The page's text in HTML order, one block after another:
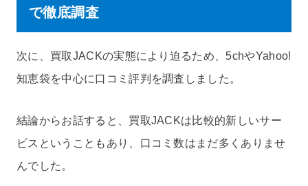
で徹底調査
次に、買取JACKの実態により迫るため、5chやYahoo!
知恵袋を中心に口コミ評判を調査しました。
結論からお話すると、買取JACKは比較的新しいサー
ビスということもあり、口コミ数はまだ多くありませ
んでした。